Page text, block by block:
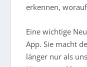
erkennen,
Eine wichtige
App. Sie macht
länger nur als